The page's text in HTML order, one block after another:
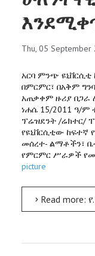
Thu, 05 September
አርባ ምንጭ ዩኒቨርሲቲ
በምርምር፣ በአቅም
አጠቃቀም ዙሪያ በጋራ
ነሐሴ 15/2011 ዓ/ም
ፕሬዝደንት /ሬክተር/
የዩኒቨርሲቲው ከፍተኛ
መሰረተ- ልማቶችን፣
የምርምር ሥራዎች
picture
Read more: የ594 ዓመቱ የ KU LEUVEN ዩኒቨርሲቲ ከአርባ ምንጭ ዩኒቨርሲቲ ጋር የጀመረውን ሁለንተናዊ ግንኙነት አጠናክሮ እንደሚቀጥል ገለፀ